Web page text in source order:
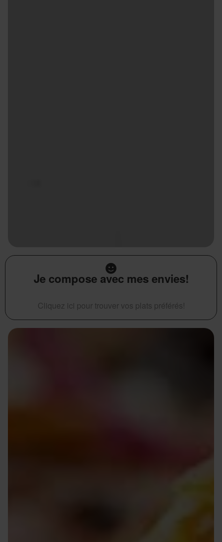
Je compose avec mes envies!
Cliquez ici pour trouver vos plats préférés!